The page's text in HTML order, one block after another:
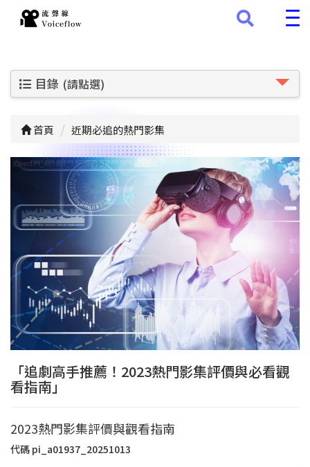
目錄 (請點選)
首頁 近期必追的熱門影集
「追劇高手推薦！2023熱門影集評價與必看觀
看指南」
2023熱門影集評價與觀看指南
代碼 pi_a01937_20251013